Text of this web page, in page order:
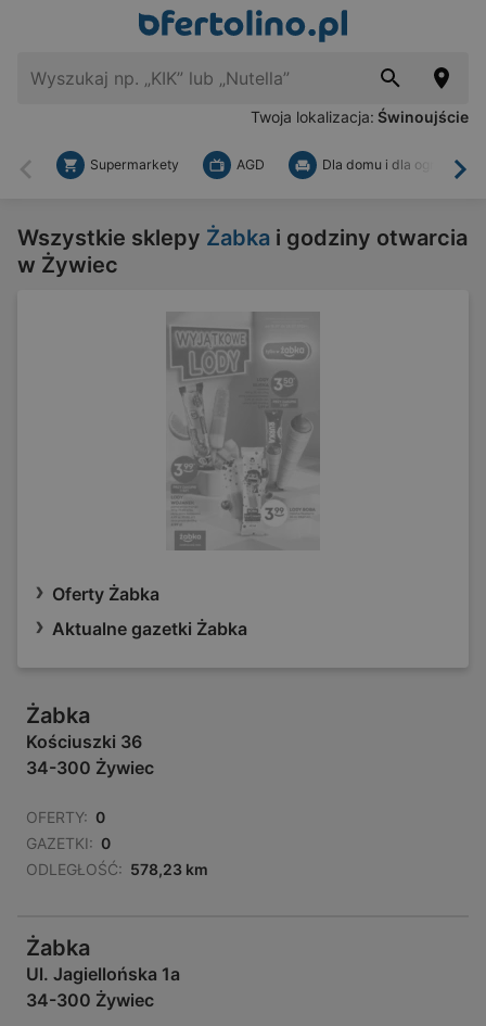
Twoja lokalizacja: Świnoujście
Wstecz
Supermarkety AGD Dla domu i dla ogrodu
Wszystkie sklepy Żabka i godziny otwarcia
w Żywiec
Oferty Żabka
Aktualne gazetki Żabka
Żabka
Kościuszki 36
34-300 Żywiec
OFERTY: 0
GAZETKI: 0
ODLEGŁOŚĆ: 578,23 km
Żabka
Ul. Jagiellońska 1a
34-300 Żywiec